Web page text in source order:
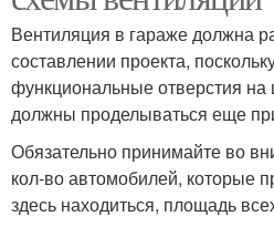
Вентиляция в гараже должна
составлении проекта,
функциональные отверстия на
должны проделываться еще
Обязательно принимайте во
кол-во автомобилей, которые
здесь находиться, площадь